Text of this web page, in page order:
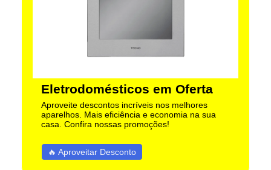
Eletrodomésticos em Oferta
Aproveite descontos incríveis nos melhores
aparelhos. Mais eficiência e economia na sua
casa. Confira nossas promoções!
🔥 Aproveitar Desconto